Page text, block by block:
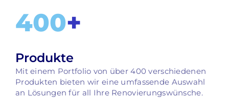
400+
Produkte
Mit einem Portfolio von über 400 verschiedenen
Produkten bieten wir eine umfassende Auswahl
an Lösungen für all Ihre Renovierungswünsche.